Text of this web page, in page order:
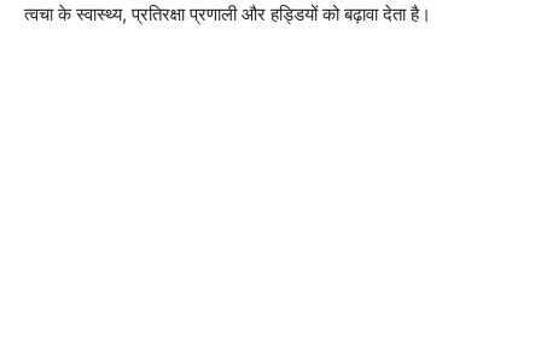
त्वचा के स्वास्थ्य, प्रतिरक्षा प्रणाली और हड्डियों को बढ़ावा देता है।